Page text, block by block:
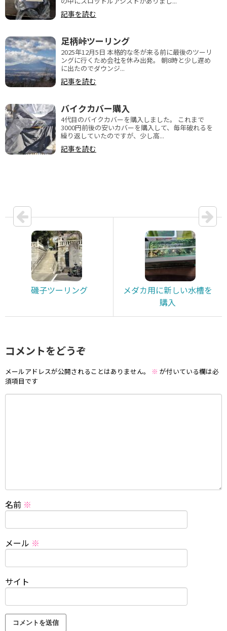
記事を読む
足柄峠ツーリング
2025年12月5日 本格的な冬が来る前に最後のツーリ
ングに行くため会社を休み出発。 朝8時と少し遅め
に出たのでダウンジ...
記事を読む
バイクカバー購入
4代目のバイクカバーを購入しました。 これまで
3000円前後の安いカバーを購入して、毎年破れるを
繰り返していたのですが、少し高...
記事を読む
磯子ツーリング
メダカ用に新しい水槽を
購入
コメントをどうぞ
メールアドレスが公開されることはありません。 ※ が付いている欄は必
須項目です
名前 ※
メール ※
サイト